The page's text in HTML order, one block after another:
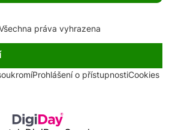
práva vyhrazena
Prohlášení o přístupnostiCookies